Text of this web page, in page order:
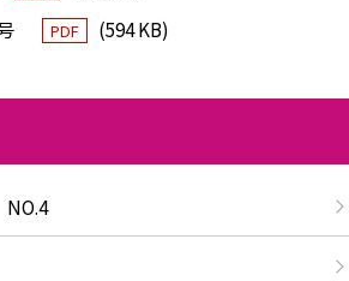
PDF (594 KB)